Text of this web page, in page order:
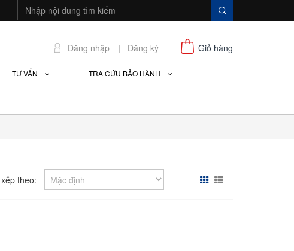
Đăng nhập | Đăng ký Giỏ hàng
TƯ VẤN TRA CỨU BẢO HÀNH
theo: